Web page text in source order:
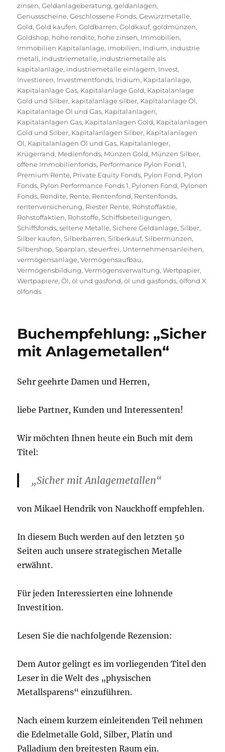
zinsen,Geldanlageberatung,geldanlagen,
Genussscheine,Geschlossene Fonds,Gewürzmetalle,
Gold,Gold kaufen,Goldbarren,Goldkauf,goldmünzen,
Goldshop, hohe rendite, hohe zinsen, Immobilien,
Immobilien Kapitalanlage, imobilien, Indium, industrie
metall, Industriemetalle, industriemetalle als
kapitalanlage, industriemetalle einlagern, Invest,
Investieren, Investmentfonds, Iridium, Kapitalanlage,
Kapitalanlage Gas, Kapitalanlage Gold, Kapitalanlage
Gold und Silber, kapitalanlage silber, Kapitalanlage Öl,
Kapitalanlage Öl und Gas, Kapitalanlagen,
Kapitalanlagen Gas, Kapitalanlagen Gold, Kapitalanlagen
Gold und Silber, Kapitalanlagen Silber, Kapitalanlagen
Öl, Kapitalanlagen Öl und Gas, Kapitalanleger,
Krügerrand, Medienfonds, Münzen Gold, Münzen Silber,
offene Immobilienfonds, Performance Pylon Fond 1,
Premium Rente, Private Equity Fonds, Pylon Fond, Pylon
Fonds, Pylon Performance Fonds 1, Pylonen Fond, Pylonen
Fonds, Rendite, Rente, Rentenfond, Rentenfonds,
rentenversicherung, Riester Rente, Rohstoffaktie,
Rohstoffaktien, Rohstoffe,Schiffsbeteiligungen,
Schiffsfonds,seltene Metalle,Sichere Geldanlage,Silber,
Silber kaufen,Silberbarren,Silberkauf,Silbermünzen,
Silbershop,Sparplan,steuerfrei, Unternehmensanleihen,
vermögensanlage,Vermögensaufbau,
Vermögensbildung,Vermögensverwaltung,Wertpapier,
Wertpapiere,Öl,öl und gasfond,öl und gasfonds,ölfond X
ölfonds
Buchempfehlung: „Sicher
mit Anlagemetallen“
Sehr geehrte Damen und Herren,
liebe Partner, Kunden und Interessenten!
Wir möchten Ihnen heute ein Buch mit dem
Titel:
„Sicher mit Anlagemetallen“
von Mikael Hendrik von Nauckhoff empfehlen.
In diesem Buch werden auf den letzten 50
Seiten auch unsere strategischen Metalle
erwähnt.
Für jeden Interessierten eine lohnende
Investition.
Lesen Sie die nachfolgende Rezension:
Dem Autor gelingt es im vorliegenden Titel den
Leser in die Welt des „physischen
Metallsparens“ einzuführen.
Nach einem kurzem einleitenden Teil nehmen
die Edelmetalle Gold, Silber, Platin und
Palladium den breitesten Raum ein.